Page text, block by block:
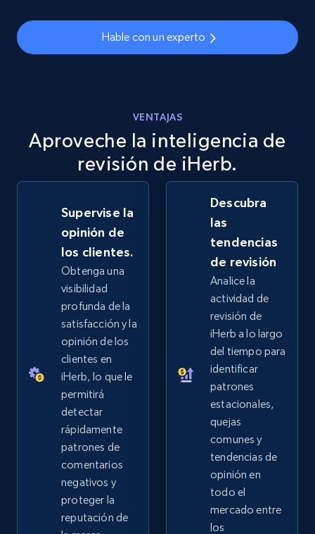
eBay - Gather data on products using
2.5K+ 359+ Comenzar ahora
eBay - Collect products from shops on eBay
URL, Product id, Title, Seller name, Seller rating,
Seller reviews, Breadcrumbs, Root category, and
2.5K+ 359+ Comenzar ahora
eBay - Collect records by category
URL, Product id, Title, Seller name, Seller rating,
Seller reviews, Breadcrumbs, Root category, and
2.5K+ 359+ Comenzar ahora
Google Shopping
Hable con un experto
VENTAJAS
Aproveche la inteligencia de
revisión de iHerb.
Supervise la
opinión de
los clientes.
Obtenga una
visibilidad
profunda de la
satisfacción y la
opinión de los
clientes en
iHerb, lo que le
permitirá
detectar
rápidamente
patrones de
comentarios
negativos y
proteger la
reputación de
Descubra
las
tendencias
de revisión
Analice la
actividad de
revisión de
iHerb a lo largo
del tiempo para
identificar
patrones
estacionales,
quejas
comunes y
tendencias de
opinión en
todo el
mercado entre
los